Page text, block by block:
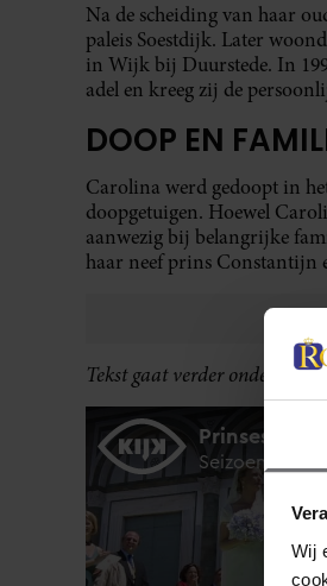
Wij
Na de scheiding van haar
paleis Soestdijk. Later
in Wijk bij Duurstede. In
adel en kreeg zij de
DOOP EN
Carolina werd gedoopt in
doopgetuigen. Hoewel
aanwezig bij belangrijke
haar neef prins Constantijn
Tekst gaat verder onder